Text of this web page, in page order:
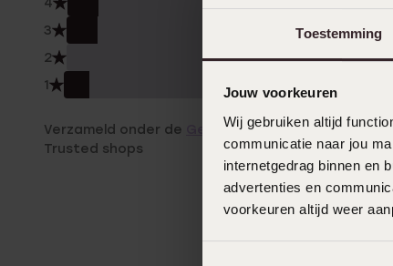
Toestemming
Jouw voorkeuren
Wij gebruiken altijd
communicatie naar jou
internetgedrag binnen en
advertenties en
voorkeuren altijd weer
3
2
1
Verzameld onder de Gebruiksvoorwaardenvan
Trusted shops